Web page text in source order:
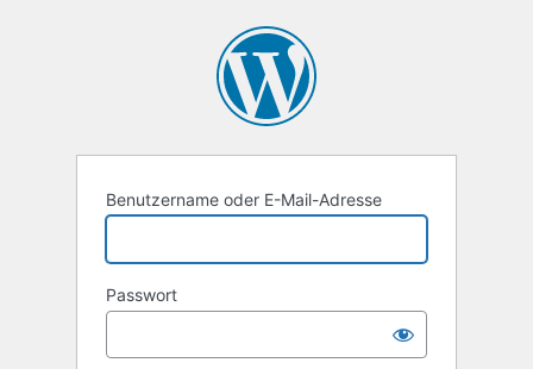
Benutzername oder E-Mail-Adresse
Passwort